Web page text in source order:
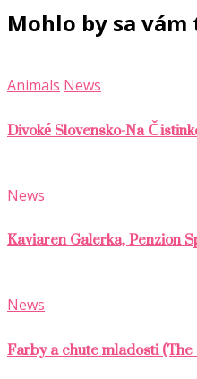
Mohlo by sa vám
Animals News
Divoké Slovensko-Na
News
Kaviaren Galerka, Penzion
News
Farby a chute mladosti